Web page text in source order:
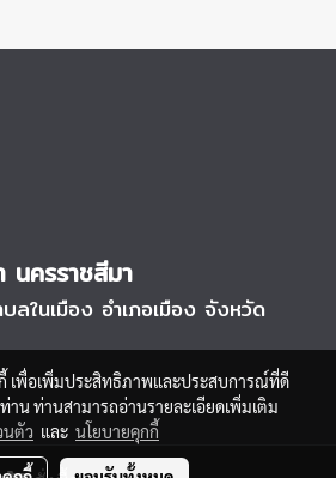
นครราชสีมา
บลในเมือง อำเภอเมือง จังหวัด
เพื่อเพิ่มประสิทธิภาพและประสบการณ์ที่ดี
าน ท่านสามารถอ่านรายละเอียดเพิ่มเติม
นตัว และ นโยบายคุกกี้